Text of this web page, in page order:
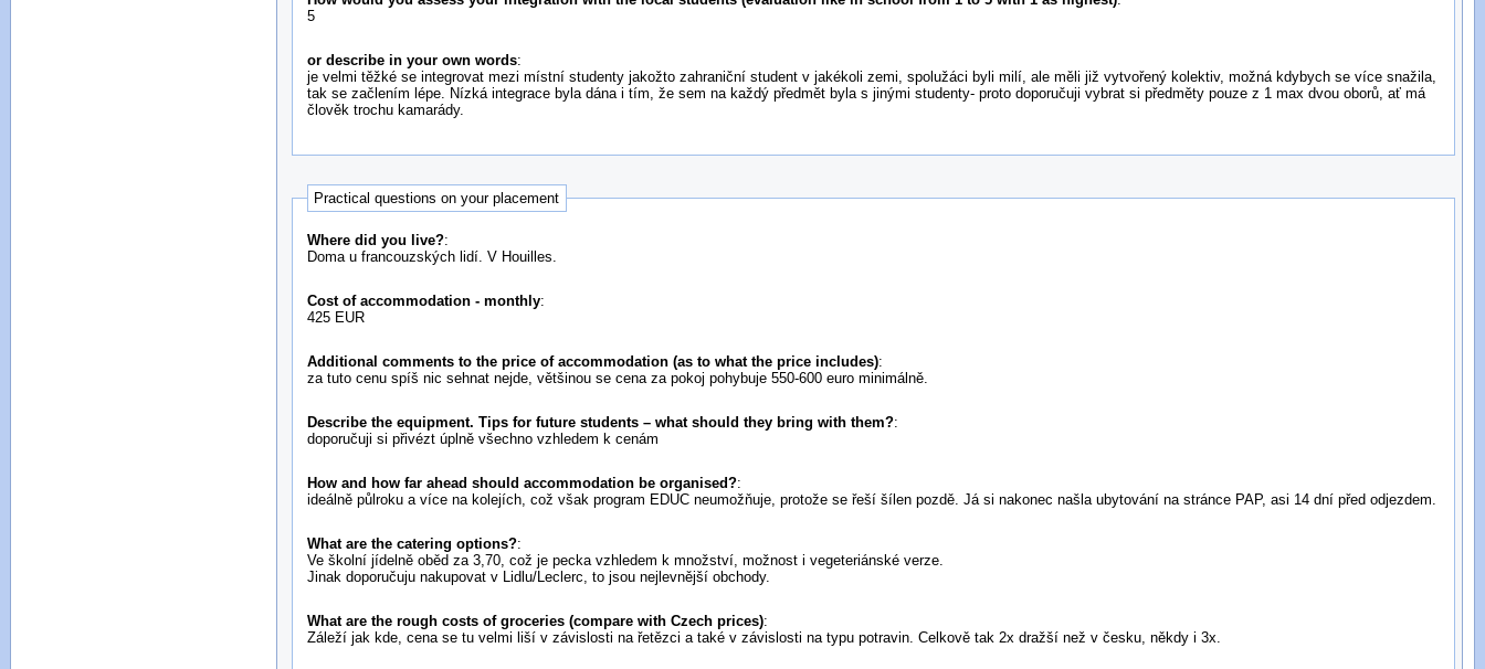
5
or describe in your own words:
je velmi těžké se integrovat mezi místní studenty jakožto zahraniční student v jakékoli zemi, spolužáci byli milí, ale měli již vytvořený kolektiv, možná kdybych se více snažila,
tak se začlením lépe. Nízká integrace byla dána i tím, že sem na každý předmět byla s jinými studenty- proto doporučuji vybrat si předměty pouze z 1 max dvou oborů, ať má
člověk trochu kamarády.
Practical questions on your placement
Where did you live?:
Doma u francouzských lidí. V Houilles.
Cost of accommodation - monthly:
425 EUR
Additional comments to the price of accommodation (as to what the price includes):
za tuto cenu spíš nic sehnat nejde, většinou se cena za pokoj pohybuje 550-600 euro minimálně.
Describe the equipment. Tips for future students – what should they bring with them?:
doporučuji si přivézt úplně všechno vzhledem k cenám
How and how far ahead should accommodation be organised?:
ideálně půlroku a více na kolejích, což však program EDUC neumožňuje, protože se řeší šílen pozdě. Já si nakonec našla ubytování na stránce PAP, asi 14 dní před odjezdem.
What are the catering options?:
Ve školní jídelně oběd za 3,70, což je pecka vzhledem k množství, možnost i vegeteriánské verze.
Jinak doporučuju nakupovat v Lidlu/Leclerc, to jsou nejlevnější obchody.
What are the rough costs of groceries (compare with Czech prices):
Záleží jak kde, cena se tu velmi liší v závislosti na řetězci a také v závislosti na typu potravin. Celkově tak 2x dražší než v česku, někdy i 3x.